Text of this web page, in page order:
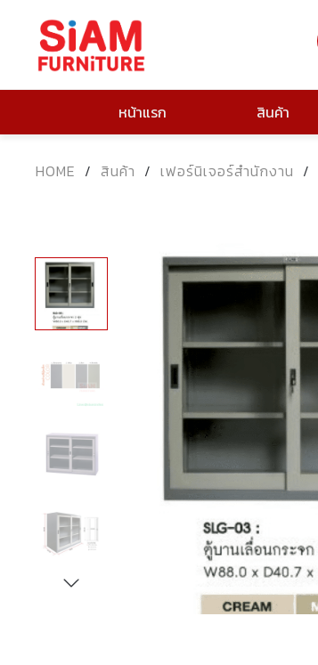
หน้าแรก สินค้า
HOME / สินค้า / เฟอร์นิเจอร์สำนักงาน /